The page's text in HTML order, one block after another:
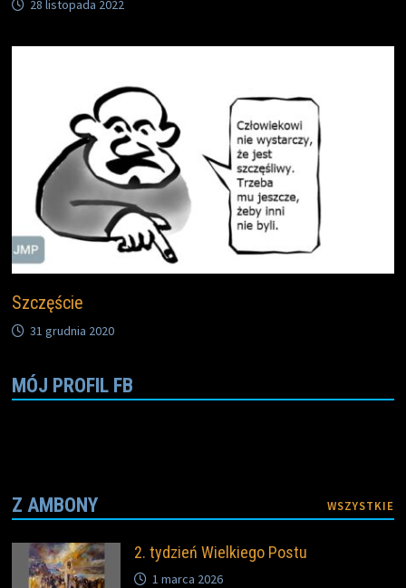
28 listopada 2022
Szczęście
31 grudnia 2020
MÓJ PROFIL FB
Z AMBONY WSZYSTKIE
2. tydzień Wielkiego Postu
1 marca 2026